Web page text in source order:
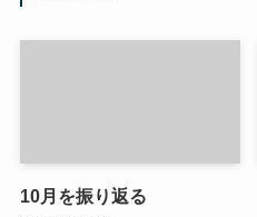
10月を振り返る